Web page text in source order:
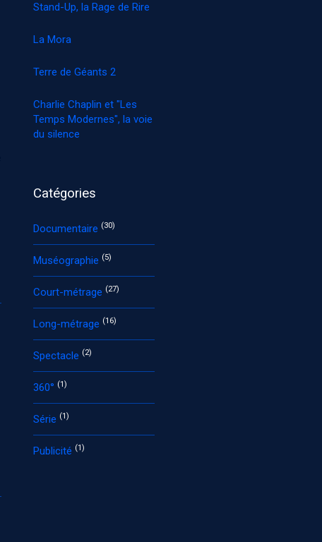
Stand-Up, la Rage de Rire
La Mora
Terre de Géants 2
Charlie Chaplin et "Les
Temps Modernes", la voie
du silence
Catégories
Documentaire (30)
Muséographie (5)
Court-métrage (27)
Long-métrage (16)
Spectacle (2)
360° (1)
Série (1)
Publicité (1)